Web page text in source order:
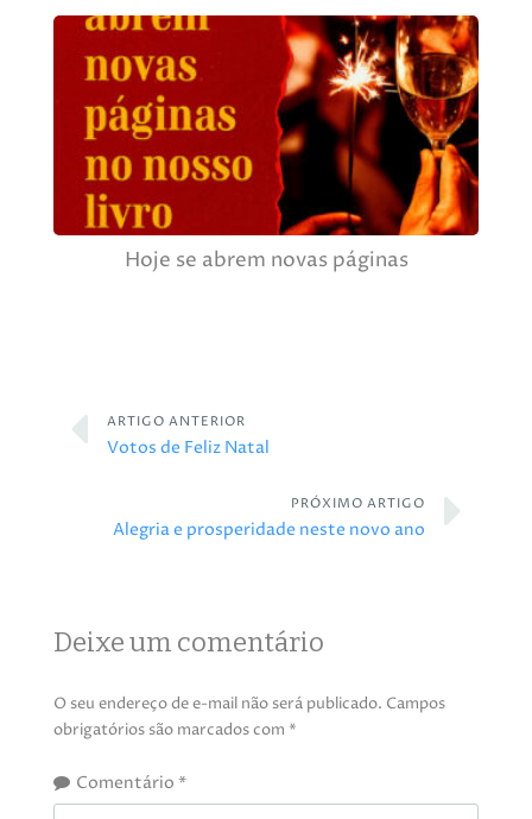
Hoje se abrem novas páginas
ARTIGO ANTERIOR
Votos de Feliz Natal
PRÓXIMO ARTIGO
Alegria e prosperidade neste novo ano
Deixe um comentário
O seu endereço de e-mail não será publicado. Campos
obrigatórios são marcados com *
Comentário *